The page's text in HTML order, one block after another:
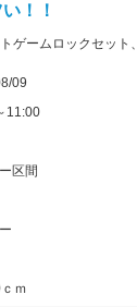
！！
09
11:00
区間
ｍ